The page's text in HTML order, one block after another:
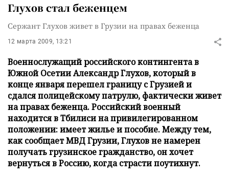
Глухов стал беженцем
Сержант Глухов живет в Грузии на правах беженца
12 марта 2009, 13:21
Военнослужащий российского контингента в
Южной Осетии Александр Глухов, который в
конце января перешел границу с Грузией и
сдался полицейскому патрулю, фактически живет
на правах беженца. Российский военный
находится в Тбилиси на привилегированном
положении: имеет жилье и пособие. Между тем,
как сообщает МВД Грузии, Глухов не намерен
получать грузинское гражданство, он хочет
вернуться в Россию, когда страсти поутихнут.